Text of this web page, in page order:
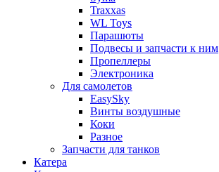
Traxxas
WL Toys
Парашюты
Подвесы и запчасти к ним
Пропеллеры
Электроника
Для самолетов
EasySky
Винты воздушные
Коки
Разное
Запчасти для танков
Катера